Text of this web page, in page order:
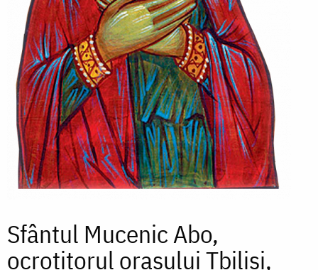
Sfântul Mucenic Abo,
ocrotitorul orașului Tbilisi,